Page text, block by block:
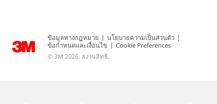
ข้อมูลทางกฎหมาย | นโยบายความเป็นส่วนตัว |
ข้อกำหนดและเงื่อนไข | Cookie Preferences
© 3M 2026. สงวนสิทธิ.